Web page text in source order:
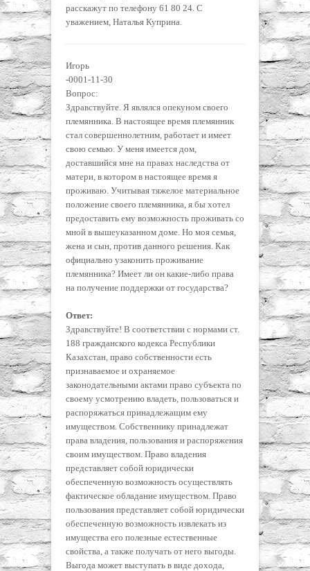
расскажут по телефону 61 80 24. С
уважением, Наталья Куприна.
Игорь
-0001-11-30
Вопрос:
Здравствуйте. Я являлся опекуном своего
племянника. В настоящее время племянник
стал совершеннолетним, работает и имеет
свою семью. У меня имеется дом,
доставшийся мне на правах наследства от
матери, в котором в настоящее время я
проживаю. Учитывая тяжелое материальное
положение своего племянника, я бы хотел
предоставить ему возможность проживать со
мной в вышеуказанном доме. Но моя семья,
жена и сын, против данного решения. Как
официально узаконить проживание
племянника? Имеет ли он какие-либо права
на получение поддержки от государства?
Ответ:
Здравствуйте! В соответствии с нормами ст.
188 гражданского кодекса Республики
Казахстан, право собственности есть
признаваемое и охраняемое
законодательными актами право субъекта по
своему усмотрению владеть, пользоваться и
распоряжаться принадлежащим ему
имуществом. Собственнику принадлежат
права владения, пользования и распоряжения
своим имуществом. Право владения
представляет собой юридически
обеспеченную возможность осуществлять
фактическое обладание имуществом. Право
пользования представляет собой юридически
обеспеченную возможность извлекать из
имущества его полезные естественные
свойства, а также получать от него выгоды.
Выгода может выступать в виде дохода,